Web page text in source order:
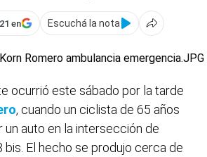
en
Escuchá la nota
ocurrió este sábado por la tarde
, cuando un ciclista de 65 años
auto en la intersección de
bis. El hecho se produjo cerca de